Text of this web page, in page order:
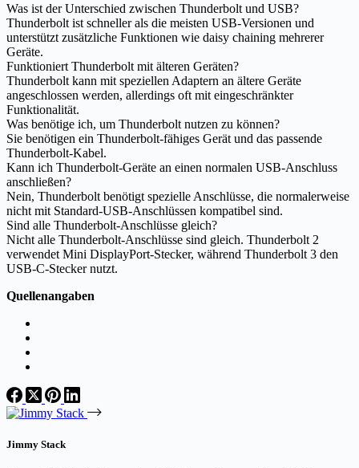
Was ist der Unterschied zwischen Thunderbolt und USB?
Thunderbolt ist schneller als die meisten USB-Versionen und
unterstützt zusätzliche Funktionen wie daisy chaining mehrerer
Geräte.
Funktioniert Thunderbolt mit älteren Geräten?
Thunderbolt kann mit speziellen Adaptern an ältere Geräte
angeschlossen werden, allerdings oft mit eingeschränkter
Funktionalität.
Was benötige ich, um Thunderbolt nutzen zu können?
Sie benötigen ein Thunderbolt-fähiges Gerät und das passende
Thunderbolt-Kabel.
Kann ich Thunderbolt-Geräte an einen normalen USB-Anschluss
anschließen?
Nein, Thunderbolt benötigt spezielle Anschlüsse, die normalerweise
nicht mit Standard-USB-Anschlüssen kompatibel sind.
Sind alle Thunderbolt-Anschlüsse gleich?
Nicht alle Thunderbolt-Anschlüsse sind gleich. Thunderbolt 2
verwendet Mini DisplayPort-Stecker, während Thunderbolt 3 den
USB-C-Stecker nutzt.
Quellenangaben
Jimmy Stack